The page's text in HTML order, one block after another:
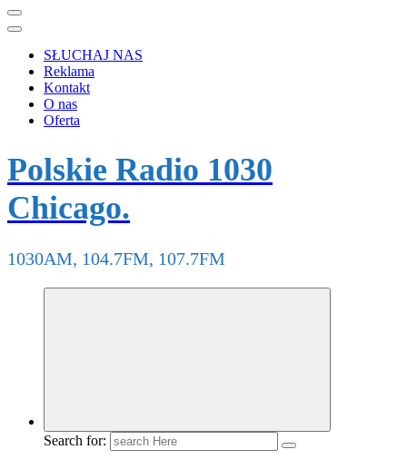
SŁUCHAJ NAS
Reklama
Kontakt
O nas
Oferta
Polskie Radio 1030
Chicago.
1030AM, 104.7FM, 107.7FM
Search for: